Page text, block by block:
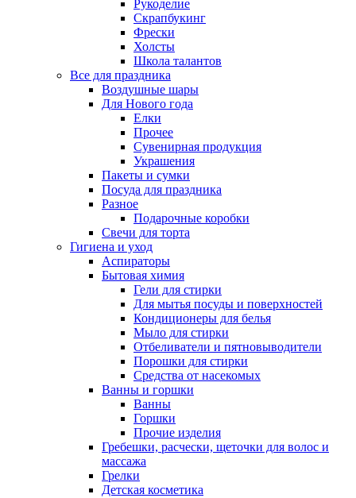
Рукоделие
Скрапбукинг
Фрески
Холсты
Школа талантов
Все для праздника
Воздушные шары
Для Нового года
Елки
Прочее
Сувенирная продукция
Украшения
Пакеты и сумки
Посуда для праздника
Разное
Подарочные коробки
Свечи для торта
Гигиена и уход
Аспираторы
Бытовая химия
Гели для стирки
Для мытья посуды и поверхностей
Кондиционеры для белья
Мыло для стирки
Отбеливатели и пятновыводители
Порошки для стирки
Средства от насекомых
Ванны и горшки
Ванны
Горшки
Прочие изделия
Гребешки, расчески, щеточки для волос и
массажа
Грелки
Детская косметика